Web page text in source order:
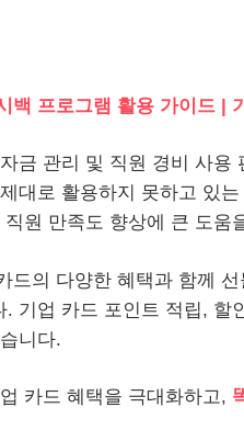
백 프로그램 활용 가이드 |
금 관리 및 직원 경비 사
대로 활용하지 못하고 있
원 만족도 향상에 큰 도움
드의 다양한 혜택과 함께
. 기업 카드 포인트 적립, 할
니다.
카드 혜택을 극대화하고,